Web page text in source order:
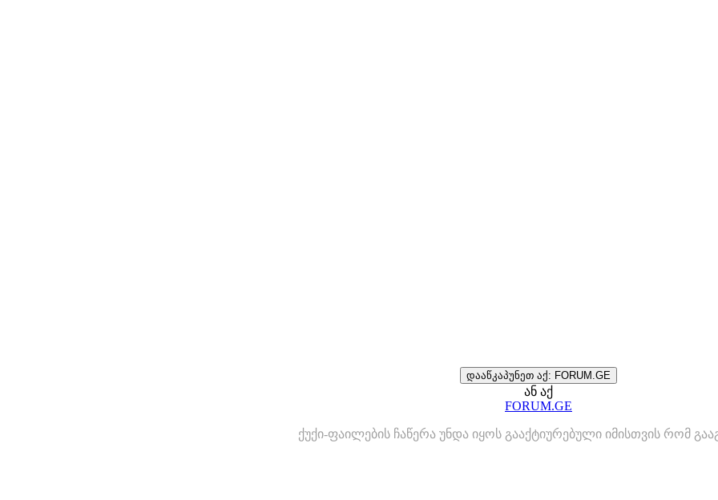
დააწკაპუნეთ აქ: FORUM.GE
ან აქ
FORUM.GE
ქუქი-ფაილების ჩაწერა უნდა იყოს გააქტიურებული იმისთვის რომ